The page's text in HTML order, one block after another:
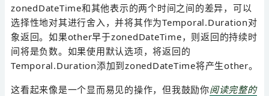
zonedDateTime和其他表示的两个时间之间的差异，可以
选择性地对其进行舍入，并将其作为Temporal.Duration对
象返回。如果other早于zonedDateTime，则返回的持续时
间将是负数。如果使用默认选项，将返回的
Temporal.Duration添加到zonedDateTime将产生other。
这看起来像是一个显而易见的操作，但我鼓励你阅读完整的